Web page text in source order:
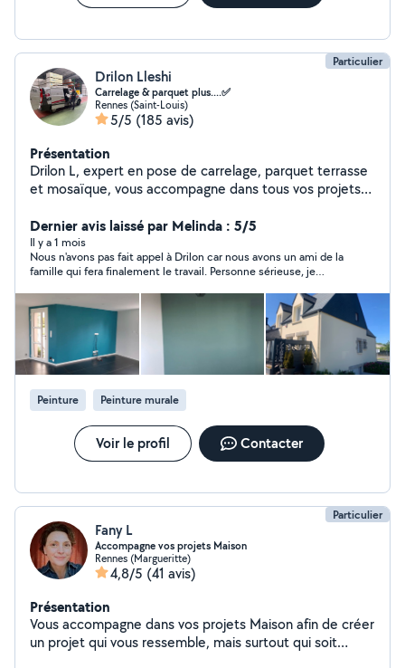
Particulier
Drilon Lleshi
Carrelage & parquet plus....✅
Rennes (Saint-Louis)
5/5 (185 avis)
Présentation
Drilon L, expert en pose de carrelage, parquet terrasse
et mosaïque, vous accompagne dans tous vos projets
rénovation de carrelages, -parquet, terrasse et
mosaïques - Suivi de chantier complet - Conseil
personnalisé - Pose clé en main Nos Spécialités : -
Carrelage - Parquet - Plinthe - Ragréage - Terrasse -
Zelliges - Carreaux de ciment - Terres Cuites -
Mosaïques -Peinture intérieure et extérieure -
professionnelle -Réalisation d'effets décoratifs avec
peinture Pourquoi nous choisir ? - Expertise et savoir-
faire - Accompagnement complet - Respect du budget
Zones d'intervention : Rennes et son agglomération.
Dernier avis laissé par Melinda : 5/5
Il y a 1 mois
Nous n'avons pas fait appel à Drilon car nous avons un ami de la
famille qui fera finalement le travail. Personne sérieuse, je
Peinture Peinture murale
Voir le profil Contacter
Particulier
Fany L
Accompagne vos projets Maison
Rennes (Margueritte)
4,8/5 (41 avis)
Présentation
Vous accompagne dans vos projets Maison afin de créer
un projet qui vous ressemble, mais surtout qui soit